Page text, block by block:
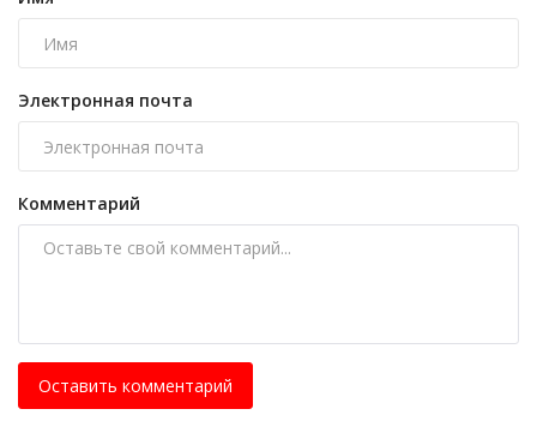
Электронная почта
Комментарий
Оставить комментарий